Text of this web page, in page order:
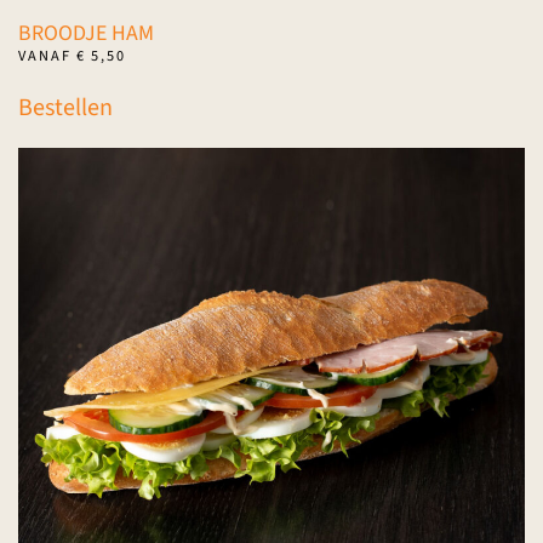
BROODJE HAM
VANAF € 5,50
Bestellen
heeft
kan
gekozen
worden
op
de
productpagina